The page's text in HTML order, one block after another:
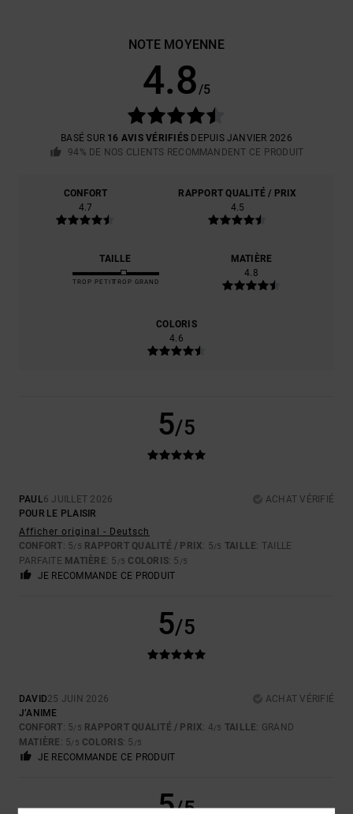
NOTE MOYENNE
4.8/5
BASÉ SUR 16 AVIS VÉRIFIÉS DEPUIS JANVIER 2026
94% DE NOS CLIENTS RECOMMANDENT CE PRODUIT
CONFORT
4.7
RAPPORT QUALITÉ / PRIX
4.5
TAILLE
TROP PETITTROP GRAND
MATIÈRE
4.8
COLORIS
4.6
5/5
PAUL 6 JUILLET 2026
ACHAT VÉRIFIÉ
POUR LE PLAISIR
Afficher original - Deutsch
CONFORT: 5/5 RAPPORT QUALITÉ / PRIX: 5/5 TAILLE: TAILLE
PARFAITE MATIÈRE: 5 /5 COLORIS: 5 /5
JE RECOMMANDE CE PRODUIT
5/5
DAVID25 JUIN 2026
ACHAT VÉRIFIÉ
J’ANIME
CONFORT: 5/5 RAPPORT QUALITÉ / PRIX: 4/5 TAILLE: GRAND
MATIÈRE : 5/5 COLORIS: 5 /5
JE RECOMMANDE CE PRODUIT
5/5